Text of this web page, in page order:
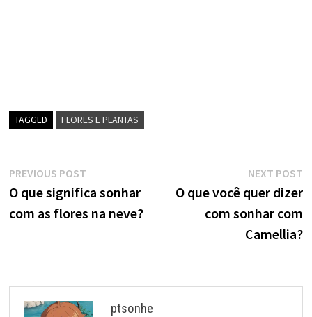
TAGGED FLORES E PLANTAS
Navegação
de
PREVIOUS POSTPrevious
post:
O que significa sonhar
com as flores na neve?
NEXT POST
O que você quer dizer
com sonhar com
Camellia?
ptsonhe